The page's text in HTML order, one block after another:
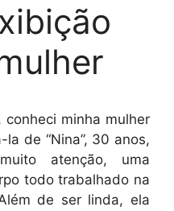
conheci minha mulher
de “Nina”, 30 anos,
atenção, uma
todo trabalhado na
de ser linda, ela